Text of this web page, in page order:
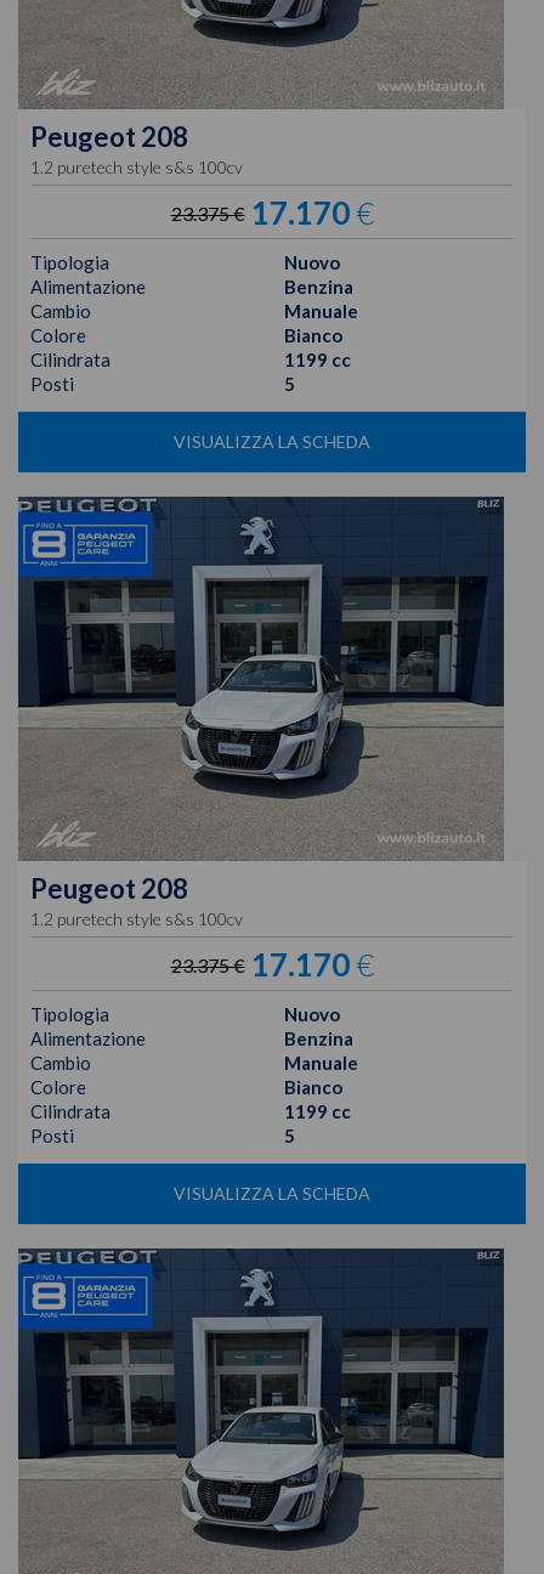
Peugeot 208
1.2 puretech style s&s 100cv
23.375 € 17.170€
Tipologia
Nuovo
Alimentazione
Benzina
Cambio
Manuale
Colore
Bianco
Cilindrata
1199 cc
Posti
5
VISUALIZZA LA SCHEDA
Peugeot 208
1.2 puretech style s&s 100cv
23.375 € 17.170€
Tipologia
Nuovo
Alimentazione
Benzina
Cambio
Manuale
Colore
Bianco
Cilindrata
1199 cc
Posti
5
VISUALIZZA LA SCHEDA